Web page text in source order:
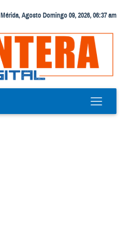
Mérida, Agosto Domingo 09, 2026, 06:37 am